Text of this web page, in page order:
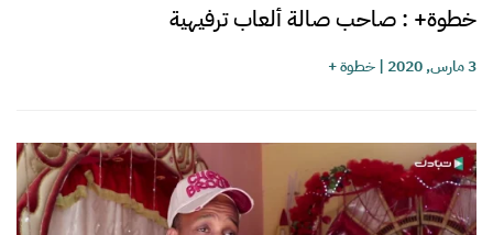
خطوة+ : صاحب صالة ألعاب ترفيهية
3 مارس, 2020 |خطوة +